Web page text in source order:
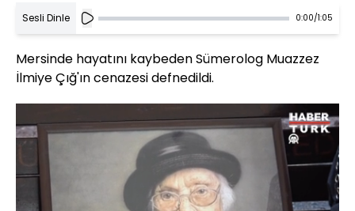
Sesli Dinle 0:00/1:05
Mersinde hayatını kaybeden Sümerolog Muazzez
İlmiye Çığ'ın cenazesi defnedildi.